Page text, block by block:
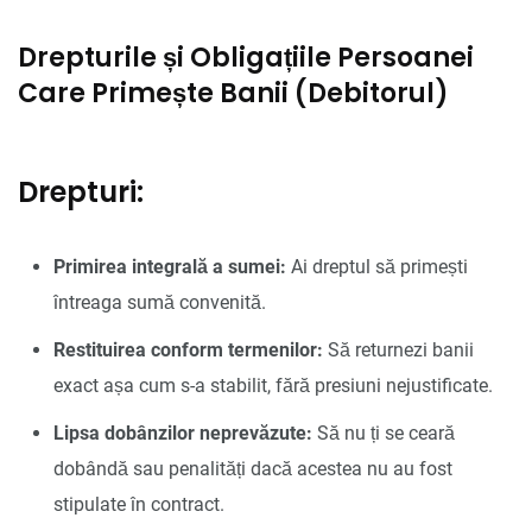
Drepturile și Obligațiile Persoanei
Care Primește Banii (Debitorul)
Drepturi:
Primirea integrală a sumei: Ai dreptul să primești
întreaga sumă convenită.
Restituirea conform termenilor: Să returnezi banii
exact așa cum s-a stabilit, fără presiuni nejustificate.
Lipsa dobânzilor neprevăzute: Să nu ți se ceară
dobândă sau penalități dacă acestea nu au fost
stipulate în contract.